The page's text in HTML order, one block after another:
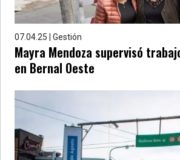
07.04.25 | Gestión
Mayra Mendoza supervisó
en Bernal Oeste